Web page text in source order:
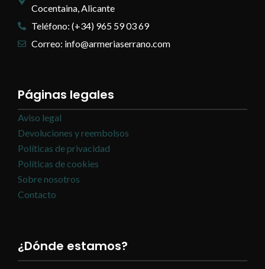
Cocentaina, Alicante
Teléfono: (+34) 965 59 03 69
Correo: info@armeriaserrano.com
Páginas legales
Aviso legal
Devoluciones y reembolsos
Políticas de privacidad
Políticas de cookies
Sobre nosotros
Contacto
¿Dónde estamos?